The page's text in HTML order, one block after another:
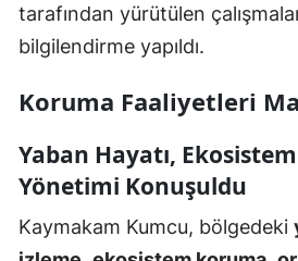
tarafından yürütülen
bilgilendirme yapıldı.
Koruma Faaliyetleri
Yaban Hayatı,
Yönetimi Konuşuldu
Kaymakam Kumcu, bölgedeki